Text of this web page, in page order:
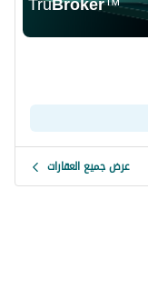
™
عرض جميع العقارات